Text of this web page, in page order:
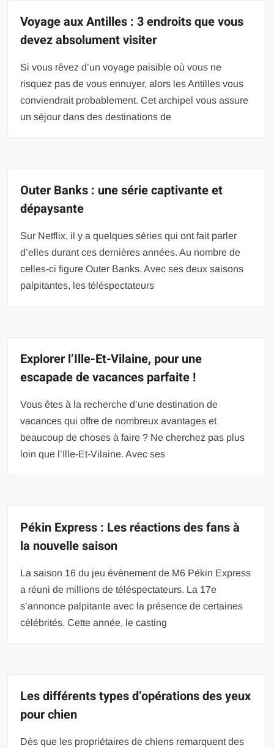
Voyage aux Antilles : 3 endroits que vous
devez absolument visiter
Si vous rêvez d’un voyage paisible où vous ne
risquez pas de vous ennuyer, alors les Antilles vous
conviendrait probablement. Cet archipel vous assure
un séjour dans des destinations de
Outer Banks : une série captivante et
dépaysante
Sur Netflix, il y a quelques séries qui ont fait parler
d’elles durant ces dernières années. Au nombre de
celles-ci figure Outer Banks. Avec ses deux saisons
palpitantes, les téléspectateurs
Explorer l’Ille-Et-Vilaine, pour une
escapade de vacances parfaite !
Vous êtes à la recherche d’une destination de
vacances qui offre de nombreux avantages et
beaucoup de choses à faire ? Ne cherchez pas plus
loin que l’Ille-Et-Vilaine. Avec ses
Pékin Express : Les réactions des fans à
la nouvelle saison
La saison 16 du jeu évènement de M6 Pékin Express
a réuni de millions de téléspectateurs. La 17e
s’annonce palpitante avec la présence de certaines
célébrités. Cette année, le casting
Les différents types d’opérations des yeux
pour chien
Dès que les propriétaires de chiens remarquent des